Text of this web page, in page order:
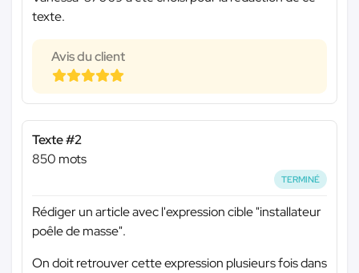
texte.
Avis du client
Texte #2
850 mots
TERMINÉ
Rédiger un article avec l'expression cible "installateur
poêle de masse".
On doit retrouver cette expression plusieurs fois dans